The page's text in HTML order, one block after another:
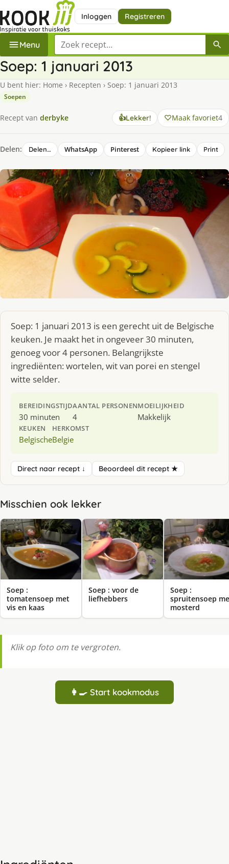
Inloggen Registreren
Menu Zoek een recept
Soep: 1 januari 2013
U bent hier: Home › Recepten › Soep: 1 januari 2013
Soepen
Recept van derbyke 👍Lekker! Maak favoriet4
Delen: Delen… WhatsApp Pinterest Kopieer link Print
Soep: 1 januari 2013 is een gerecht uit de Belgische
keuken. Je maakt het in ongeveer 30 minuten,
genoeg voor 4 personen. Belangrijkste
ingrediënten: wortelen, wit van porei en stengel
witte selder.
BEREIDINGSTIJD
30 minuten
AANTAL PERSONEN
4
MOEILIJKHEID
Makkelijk
KEUKEN
Belgische
HERKOMST
Belgie
Direct naar recept ↓ Beoordeel dit recept ★
Misschien ook lekker
Soep :
tomatensoep met
vis en kaas
Soep : voor de
liefhebbers
Soep :
spruitensoep
mosterd
Klik op foto om te vergroten.
👩‍🍳 Start kookmodus